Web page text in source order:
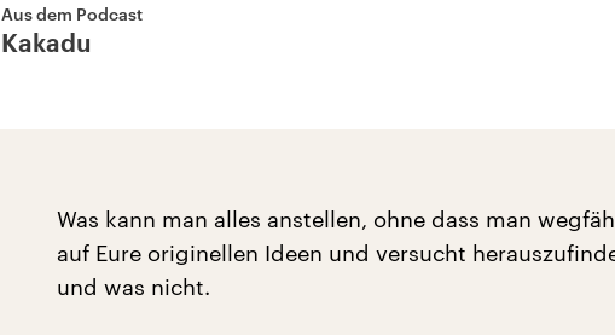
Aus dem Podcast
Kakadu
Was kann man alles anstellen, ohne dass man
auf Eure originellen Ideen und versucht
und was nicht.